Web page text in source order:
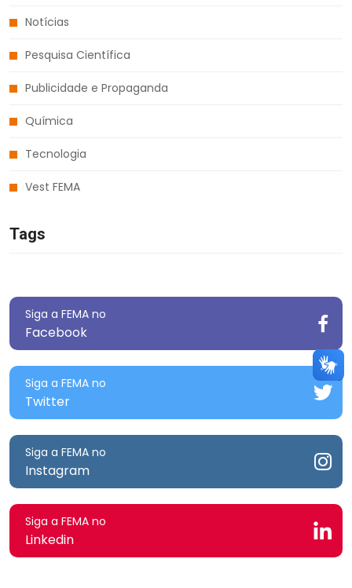
Notícias
Pesquisa Científica
Publicidade e Propaganda
Química
Tecnologia
Vest FEMA
Tags
Siga a FEMA no
Facebook
Siga a FEMA no
Twitter
Siga a FEMA no
Instagram
Siga a FEMA no
Linkedin